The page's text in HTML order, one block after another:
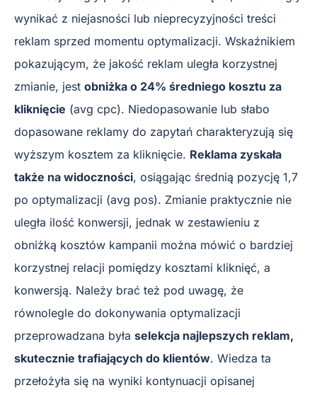
wynikać z niejasności lub nieprecyzyjności treści
reklam sprzed momentu optymalizacji. Wskaźnikiem
pokazującym, że jakość reklam uległa korzystnej
zmianie, jest obniżka o 24% średniego kosztu za
kliknięcie (avg cpc). Niedopasowanie lub słabo
dopasowane reklamy do zapytań charakteryzują się
wyższym kosztem za kliknięcie. Reklama zyskała
także na widoczności, osiągając średnią pozycję 1,7
po optymalizacji (avg pos). Zmianie praktycznie nie
uległa ilość konwersji, jednak w zestawieniu z
obniżką kosztów kampanii można mówić o bardziej
korzystnej relacji pomiędzy kosztami kliknięć, a
konwersją. Należy brać też pod uwagę, że
równolegle do dokonywania optymalizacji
przeprowadzana była selekcja najlepszych reklam,
skutecznie trafiających do klientów. Wiedza ta
przełożyła się na wyniki kontynuacji opisanej